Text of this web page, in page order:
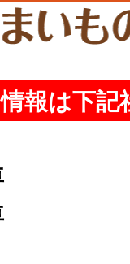
報は下記